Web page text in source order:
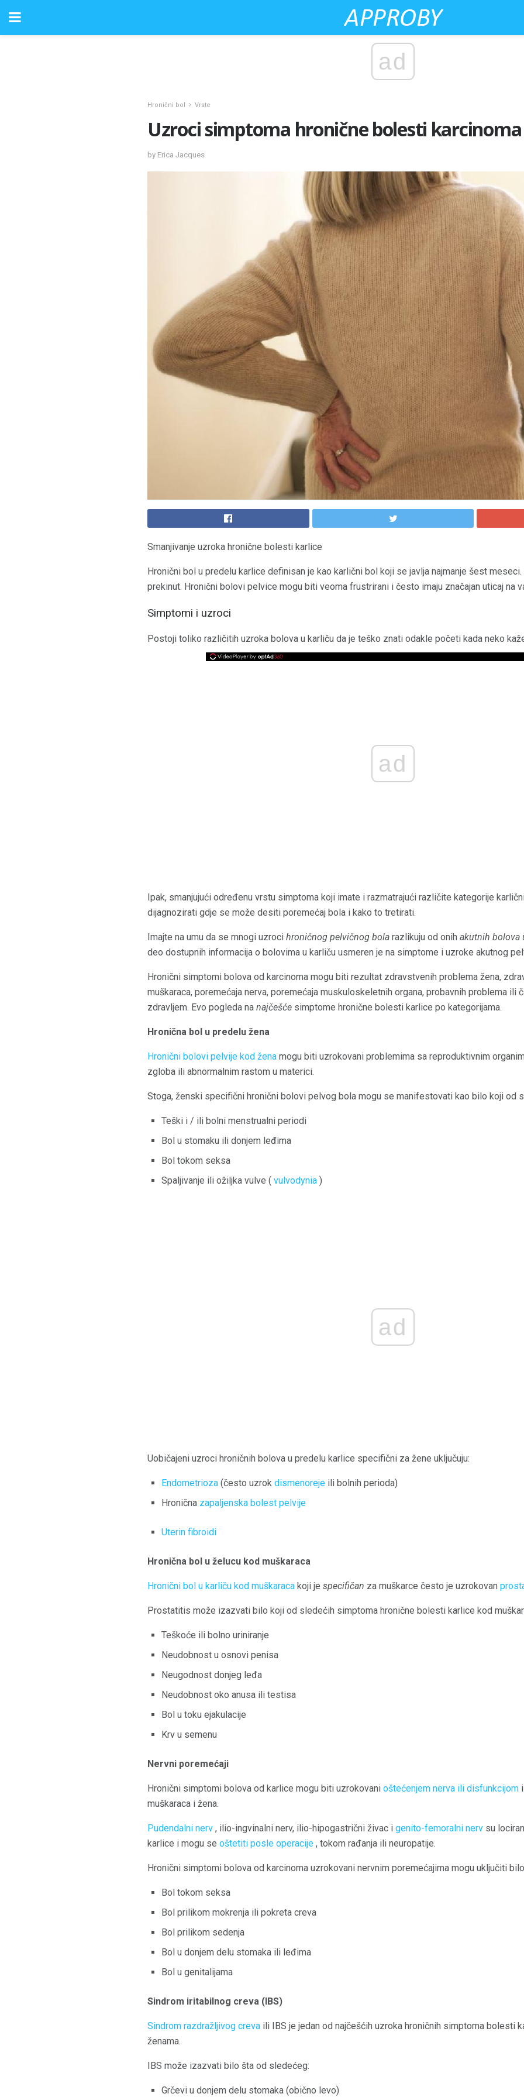
ad
Hronični bol Vrste
Uzroci simptoma hronične bolesti karcinoma
by Erica Jacques
Smanjivanje uzroka hronične bolesti karlice
Hronični bol u predelu karlice definisan je kao karlični bol koji se javlja najmanje šest
prekinut. Hronični bolovi pelvice mogu biti veoma frustrirani i često imaju značajan uticaj na
Simptomi i uzroci
Postoji toliko različitih uzroka bolova u karliču da je teško znati odakle početi kada neko
ad
Ipak, smanjujući određenu vrstu simptoma koji imate i razmatrajući različite kategorije
dijagnozirati gdje se može desiti poremećaj bola i kako to tretirati.
Imajte na umu da se mnogi uzroci hroničnog pelvičnog bola razlikuju od onih akutnih bolova
deo dostupnih informacija o bolovima u karliču usmeren je na simptome i uzroke akutnog
Hronični simptomi bolova od karcinoma mogu biti rezultat zdravstvenih problema žena,
muškaraca, poremećaja nerva, poremećaja muskuloskeletnih organa, probavnih problema ili
zdravljem. Evo pogleda na najčešće simptome hronične bolesti karlice po kategorijama.
Hronična bol u predelu žena
Hronični bolovi pelvije kod žena mogu biti uzrokovani problemima sa reproduktivnim
zgloba ili abnormalnim rastom u materici.
Stoga, ženski specifični hronični bolovi pelvog bola mogu se manifestovati kao bilo koji od
Teški i / ili bolni menstrualni periodi
Bol u stomaku ili donjem leđima
Bol tokom seksa
Spaljivanje ili ožiljka vulve ( vulvodynia )
ad
Uobičajeni uzroci hroničnih bolova u predelu karlice specifični za žene uključuju:
Endometrioza (često uzrok dismenoreje ili bolnih perioda)
Hronična zapaljenska bolest pelvije
Uterin fibroidi
Hronična bol u želucu kod muškaraca
Hronični bol u karliču kod muškaraca koji je specifičan za muškarce često je uzrokovan
Prostatitis može izazvati bilo koji od sledećih simptoma hronične bolesti karlice kod
Teškoće ili bolno uriniranje
Neudobnost u osnovi penisa
Neugodnost donjeg leđa
Neudobnost oko anusa ili testisa
Bol u toku ejakulacije
Krv u semenu
Nervni poremećaji
Hronični simptomi bolova od karlice mogu biti uzrokovani oštećenjem nerva ili disfunkcijom
muškaraca i žena.
Pudendalni nerv , ilio-ingvinalni nerv, ilio-hipogastrični živac i genito-femoralni nerv su
karlice i mogu se oštetiti posle operacije , tokom rađanja ili neuropatije.
Hronični simptomi bolova od karcinoma uzrokovani nervnim poremećajima mogu uključiti
Bol tokom seksa
Bol prilikom mokrenja ili pokreta creva
Bol prilikom sedenja
Bol u donjem delu stomaka ili leđima
Bol u genitalijama
Sindrom iritabilnog creva (IBS)
Sindrom razdražljivog creva ili IBS je jedan od najčešćih uzroka hroničnih simptoma bolesti
ženama.
IBS može izazvati bilo šta od sledećeg:
Grčevi u donjem delu stomaka (obično levo)